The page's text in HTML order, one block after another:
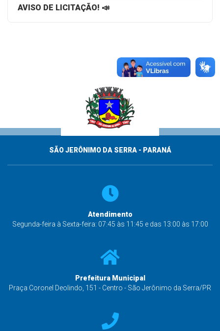
AVISO DE LICITAÇÃO! 📣
SÃO JERÔNIMO DA SERRA - PARANÁ
Atendimento
Segunda-feira à Sexta-feira: 07:45 às 11:45 e das 13:00 às 17:00
Prefeitura Municipal
Praça Coronel Deolindo, 151 - Centro - São Jerônimo da Serra/PR